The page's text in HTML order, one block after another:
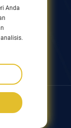
214082,
Anda